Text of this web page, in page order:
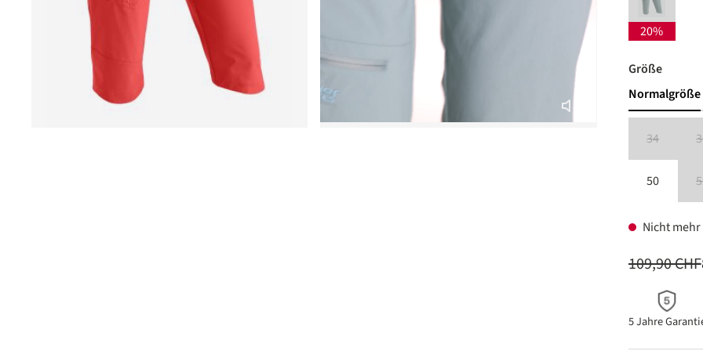
province
(Diese
20%
Größe
Normalgröße
34
50
Nicht
109,90 CHF
5 Jahre